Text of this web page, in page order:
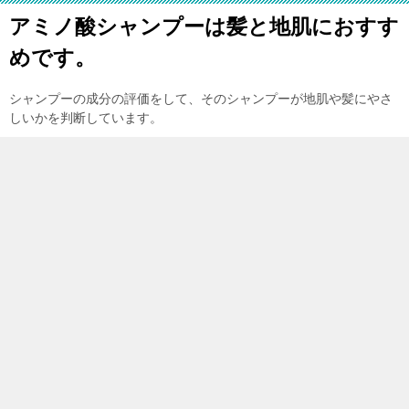
アミノ酸シャンプーは髪と地肌におすす
めです。
シャンプーの成分の評価をして、そのシャンプーが地肌や髪にやさ
しいかを判断しています。